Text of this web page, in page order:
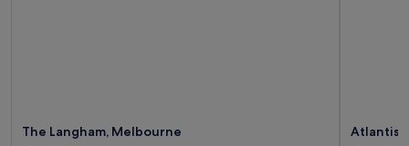
The Langham, Melbourne Atlantis